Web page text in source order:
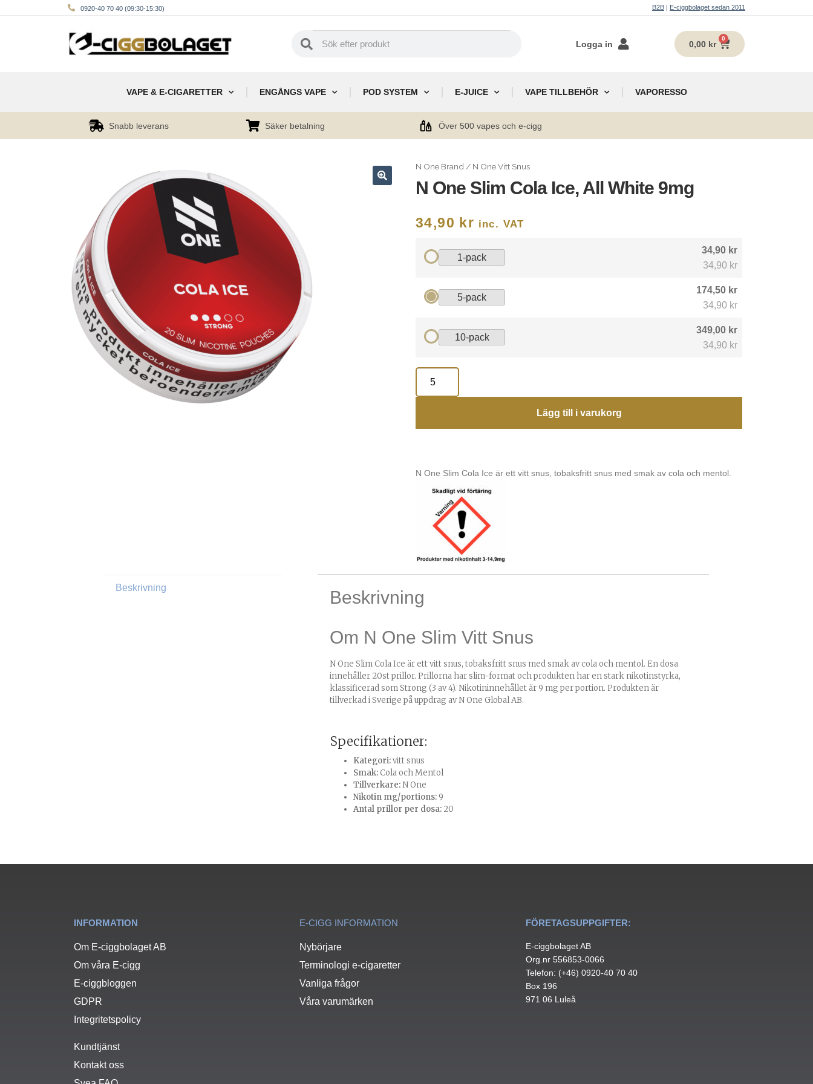
0920-40 70 40 (09:30-15:30) B2B | E-ciggbolaget sedan 2011
Logga in 0,00 kr
0
VAPE & E-CIGARETTER ENGÅNGS VAPE POD SYSTEM E-JUICE VAPE TILLBEHÖR VAPORESSO
Snabb leverans Säker betalning Över 500 vapes och e-cigg
N One Brand/ N One Vitt Snus
N One Slim Cola Ice, All White 9mg
34,90 kr inc. VAT
1-pack
34,90 kr
34,90 kr
5-pack
174,50 kr
34,90 kr
10-pack
349,00 kr
34,90 kr
Lägg till i varukorg
N One Slim Cola Ice är ett vitt snus, tobaksfritt snus med smak av cola och mentol.
Beskrivning
Beskrivning
Om N One Slim Vitt Snus
N One Slim Cola Ice är ett vitt snus, tobaksfritt snus med smak av cola och mentol. En dosa
innehåller 20st prillor. Prillorna har slim-format och produkten har en stark nikotinstyrka,
klassificerad som Strong (3 av 4). Nikotininnehållet är 9 mg per portion. Produkten är
tillverkad i Sverige på uppdrag av N One Global AB.
Specifikationer:
Kategori:vitt snus
Smak:Cola och Mentol
Tillverkare:N One
Nikotin mg/portions:9
Antal prillor per dosa:20
INFORMATION
Om E-ciggbolaget AB
Om våra E-cigg
E-ciggbloggen
GDPR
Integritetspolicy
Kundtjänst
Kontakt oss
E-CIGG INFORMATION
Nybörjare
Terminologi e-cigaretter
Vanliga frågor
Våra varumärken
FÖRETAGSUPPGIFTER:
E-ciggbolaget AB
Org.nr 556853-0066
Telefon: (+46) 0920-40 70 40
Box 196
971 06 Luleå